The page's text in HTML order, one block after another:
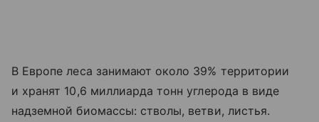
В Европе леса занимают около 39% территории
и хранят 10,6 миллиарда тонн углерода в виде
надземной биомассы: стволы, ветви, листья.